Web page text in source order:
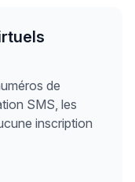
de
SMS, les
inscription